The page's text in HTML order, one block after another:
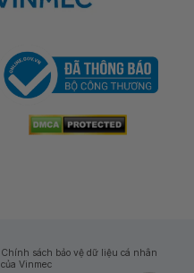
Chính sách bảo vệ dữ liệu cá nhân
của Vinmec